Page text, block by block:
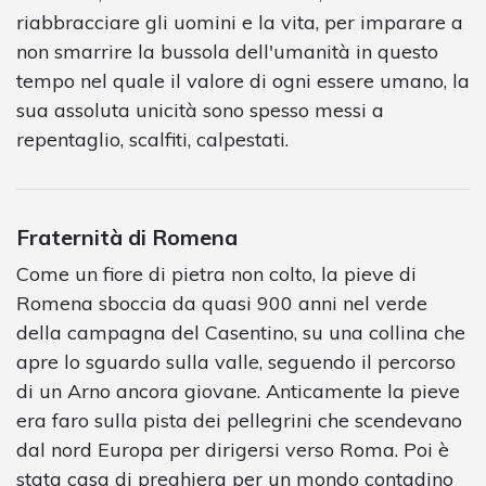
riabbracciare gli uomini e la vita, per imparare a
non smarrire la bussola dell'umanità in questo
tempo nel quale il valore di ogni essere umano, la
sua assoluta unicità sono spesso messi a
repentaglio, scalfiti, calpestati.
Fraternità di Romena
Come un fiore di pietra non colto, la pieve di
Romena sboccia da quasi 900 anni nel verde
della campagna del Casentino, su una collina che
apre lo sguardo sulla valle, seguendo il percorso
di un Arno ancora giovane. Anticamente la pieve
era faro sulla pista dei pellegrini che scendevano
dal nord Europa per dirigersi verso Roma. Poi è
stata casa di preghiera per un mondo contadino